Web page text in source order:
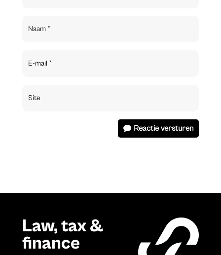
Reactie versturen
Law, tax &
finance